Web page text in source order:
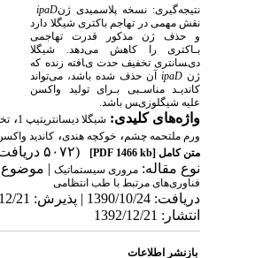
ﻧﺘﯿﺠﻪﮔﯿﺮی: ﻧﺴﺨﻪ ﭘﻼﺳﻤﯿﺪی ژنipaD
ﻧﻘﺶ ﻣﻬﻤﯽ در ﺗﻬﺎﺟﻢ ﺑﺎﮐﺘﺮی ﺷﯿﮕﻼ دارد
و ﺣﺬف ژن ﻣﺬﮐﻮر ﻗﺪرت ﺗﻬﺎﺟﻤﯽ
ﺑـﺎﮐﺘﺮی را ﮐﺎﻫﺶ ﻣﯽدﻫﺪ. ﺷﯿﮕﻼ
دیﺴﺎﻧﺘﺮی ﺗﺨﻔﯿﻒ ﺣﺪت یﺎﻓﺘﻪ زﻧﺪه ﮐﻪ
ژن ipaDآن ﺣﺬف ﺷﺪه ﺑﺎﺷﺪ، ﻣﯽﺗﻮاﻧﺪ
ﮐﺎﻧﺪیـﺪ ﻣﻨﺎﺳـﺒﯽ ﺑـﺮای ﺗﻮﻟﯿﺪ واﮐﺴﻦ
ﻋﻠﯿﻪ ﺷﯿﮕﻠﻮزیﺲ ﺑﺎﺷﺪ.
واژه‌های کلیدی: شیگلا دیسانتریتیپ 1 ،
ورم ملتحمه چشم، خوکچه هندی، کاندید
متن کامل[PDF 1466 kb]
(۵۰۷۲ دریافت)
نوع مقاله: مروری سيستماتيک| موضوع
فناوری‌های مرتبط با طب انتظامی
انتشار: 1392/12/21
بازنشر اطلاعات